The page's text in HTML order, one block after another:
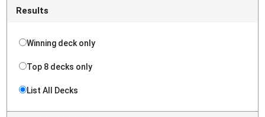
Results
Winning deck only
Top 8 decks only
List All Decks